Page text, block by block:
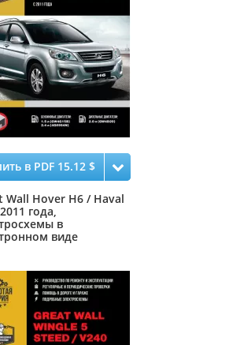
в PDF 15.12 $
Wall Hover H6 / Haval
года,
в
виде